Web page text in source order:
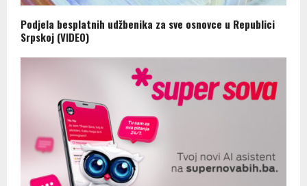
Podjela besplatnih udžbenika za sve osnovce u Republici
Srpskoj (VIDEO)